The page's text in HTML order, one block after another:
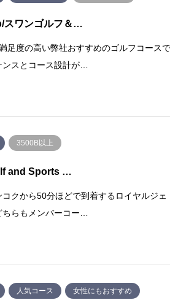
スワンゴルフ＆…
足度の高い弊社おすすめのゴルフコース
スとコース設計が…
3500B以上
and Sports …
クから50分ほどで到着するロイヤルジェ
らもメンバーコー…
⼈気コース 女性にもおすすめ